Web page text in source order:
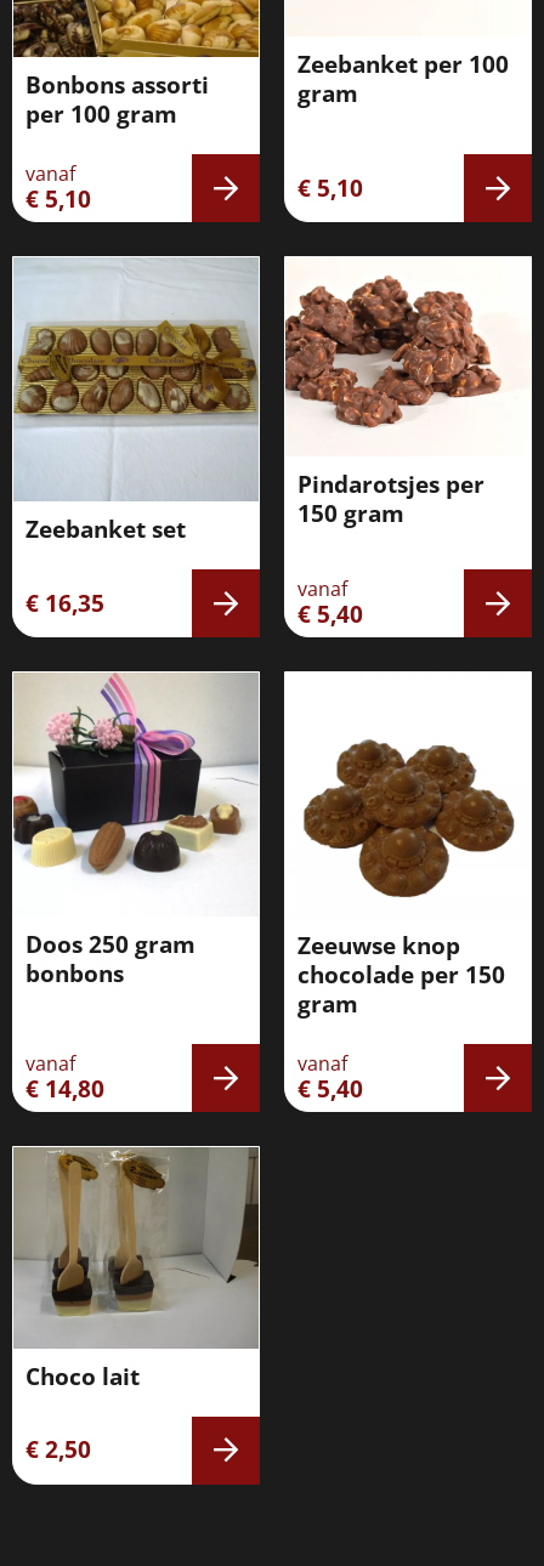
Bonbons assorti
per 100 gram
vanaf
€ 5,10
Zeebanket per 100
gram
€ 5,10
Zeebanket set
€ 16,35
Pindarotsjes per
150 gram
vanaf
€ 5,40
Doos 250 gram
bonbons
vanaf
€ 14,80
Zeeuwse knop
chocolade per 150
gram
vanaf
€ 5,40
Choco lait
€ 2,50